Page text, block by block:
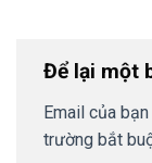
Để lại một
Email của
trường bắt